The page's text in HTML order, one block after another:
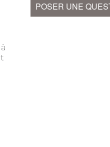
POSER UNE